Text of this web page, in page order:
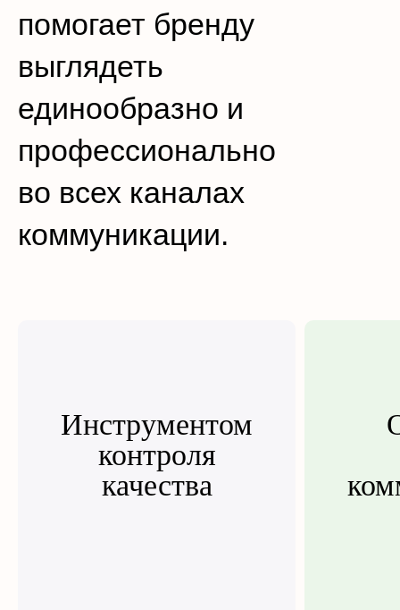
помогает бренду
выглядеть
единообразно и
профессионально
во всех каналах
коммуникации.
Инструментом
контроля
качества